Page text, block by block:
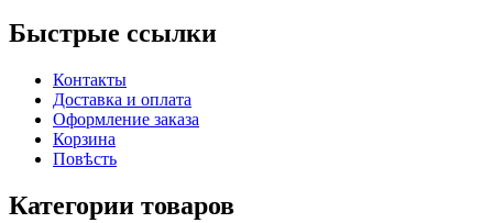
Быстрые ссылки
Контакты
Доставка и оплата
Оформление заказа
Корзина
Повѣсть
Категории товаров